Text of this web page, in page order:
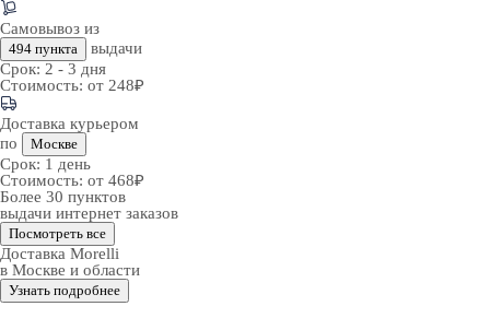
Самовывоз из
494 пункта
выдачи
Срок: 2 - 3 дня
Стоимость: от 248₽
Доставка курьером
по
Москве
Срок: 1 день
Стоимость: от 468₽
Более 30 пунктов
выдачи интернет заказов
Посмотреть все
Доставка Morelli
в Москве и области
Узнать подробнее